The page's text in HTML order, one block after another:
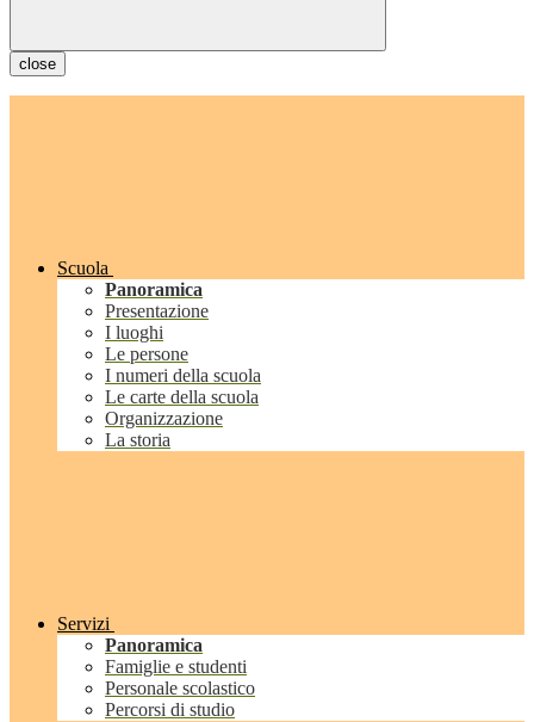
close
Scuola
Panoramica
Presentazione
I luoghi
Le persone
I numeri della scuola
Le carte della scuola
Organizzazione
La storia
Servizi
Panoramica
Famiglie e studenti
Personale scolastico
Percorsi di studio